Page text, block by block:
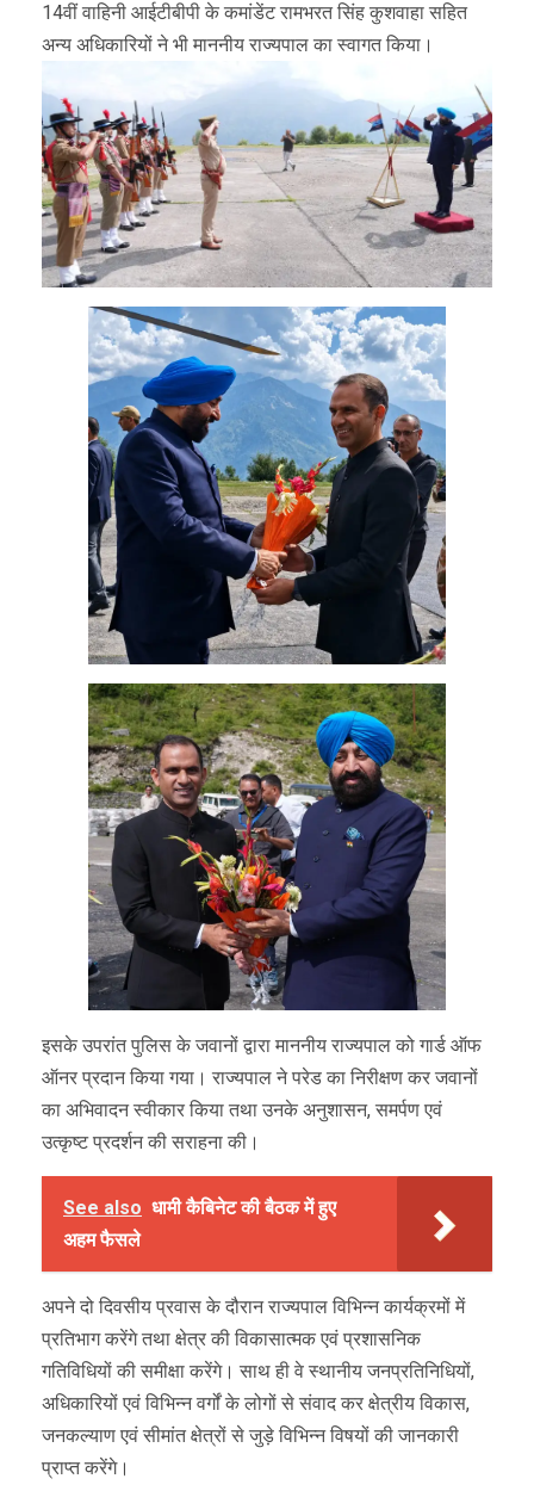
14वीं वाहिनी आईटीबीपी के कमांडेंट रामभरत सिंह कुशवाहा सहित
अन्य अधिकारियों ने भी माननीय राज्यपाल का स्वागत किया।
इसके उपरांत पुलिस के जवानों द्वारा माननीय राज्यपाल को गार्ड ऑफ
ऑनर प्रदान किया गया। राज्यपाल ने परेड का निरीक्षण कर जवानों
का अभिवादन स्वीकार किया तथा उनके अनुशासन, समर्पण एवं
उत्कृष्ट प्रदर्शन की सराहना की।
See also धामी कैबिनेट की बैठक में हुए
अहम फैसले
अपने दो दिवसीय प्रवास के दौरान राज्यपाल विभिन्न कार्यक्रमों में
प्रतिभाग करेंगे तथा क्षेत्र की विकासात्मक एवं प्रशासनिक
गतिविधियों की समीक्षा करेंगे। साथ ही वे स्थानीय जनप्रतिनिधियों,
अधिकारियों एवं विभिन्न वर्गों के लोगों से संवाद कर क्षेत्रीय विकास,
जनकल्याण एवं सीमांत क्षेत्रों से जुड़े विभिन्न विषयों की जानकारी
प्राप्त करेंगे।